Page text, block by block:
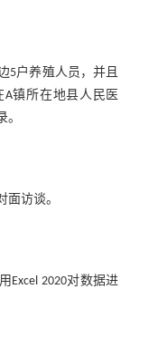
5户养殖人员，并且
镇所在地县人民医
访谈。
Excel 2020对数据进